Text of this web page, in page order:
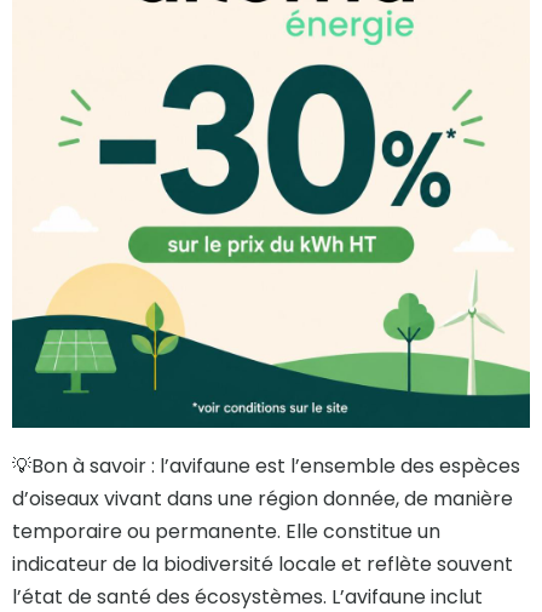
💡Bon à savoir : l’avifaune est l’ensemble des espèces
d’oiseaux vivant dans une région donnée, de manière
temporaire ou permanente. Elle constitue un
indicateur de la biodiversité locale et reflète souvent
l’état de santé des écosystèmes. L’avifaune inclut